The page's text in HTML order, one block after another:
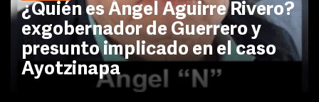
¿Quién es Ángel Aguirre Rivero?
exgobernador de Guerrero y
presunto implicado en el caso
Ayotzinapa